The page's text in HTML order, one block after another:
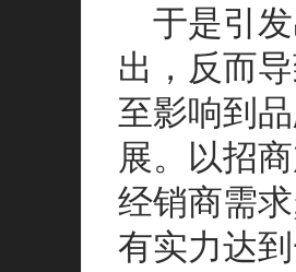
于是引发
出，反而
至影响到
展。以招
经销商需
有实力达